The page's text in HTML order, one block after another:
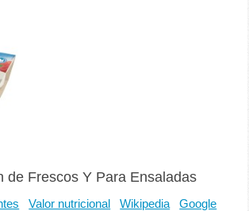
de Frescos Y Para Ensaladas
Valor nutricional Wikipedia Google